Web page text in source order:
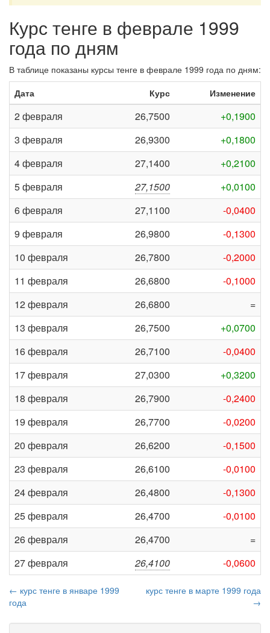
Курс тенге в феврале 1999
года по дням
В таблице показаны курсы тенге в феврале 1999 года по дням:
Дата
Курс Изменение
2 февраля 26,7500
+0,1900
3 февраля
26,9300
+0,1800
4 февраля
27,1400
+0,2100
5 февраля
27,1500
+0,0100
6 февраля
27,1100
-0,0400
9 февраля
26,9800
-0,1300
10 февраля
26,7800
-0,2000
11 февраля
26,6800
-0,1000
12 февраля
26,6800
=
13 февраля
26,7500
+0,0700
16 февраля
26,7100
-0,0400
17 февраля
27,0300
+0,3200
18 февраля
26,7900
-0,2400
19 февраля
26,7700
-0,0200
20 февраля
26,6200
-0,1500
23 февраля
26,6100
-0,0100
24 февраля
26,4800
-0,1300
25 февраля
26,4700
-0,0100
26 февраля
26,4700
=
27 февраля
26,4100 -0,0600
← курс тенге в январе 1999
года
курс тенге в марте 1999 года
→